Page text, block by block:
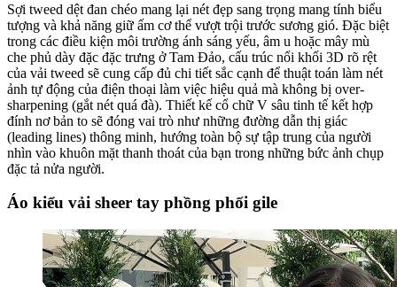
Sợi tweed dệt đan chéo mang lại nét đẹp sang trọng mang tính biểu
tượng và khả năng giữ ấm cơ thể vượt trội trước sương gió. Đặc biệt
trong các điều kiện môi trường ánh sáng yếu, âm u hoặc mây mù
che phủ dày đặc đặc trưng ở Tam Đảo, cấu trúc nổi khối 3D rõ rệt
của vải tweed sẽ cung cấp đủ chi tiết sắc cạnh để thuật toán làm nét
ảnh tự động của điện thoại làm việc hiệu quả mà không bị over-
sharpening (gắt nét quá đà). Thiết kế cổ chữ V sâu tinh tế kết hợp
đính nơ bản to sẽ đóng vai trò như những đường dẫn thị giác
(leading lines) thông minh, hướng toàn bộ sự tập trung của người
nhìn vào khuôn mặt thanh thoát của bạn trong những bức ảnh chụp
đặc tả nửa người.
Áo kiểu vải sheer tay phồng phối gile